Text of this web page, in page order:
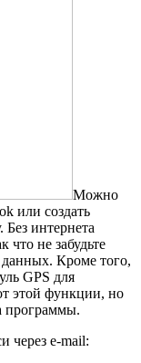
Можно
или создать
Без интернета
что не забудьте
Кроме того,
GPS для
этой функции, но
программы.
через e-mail: